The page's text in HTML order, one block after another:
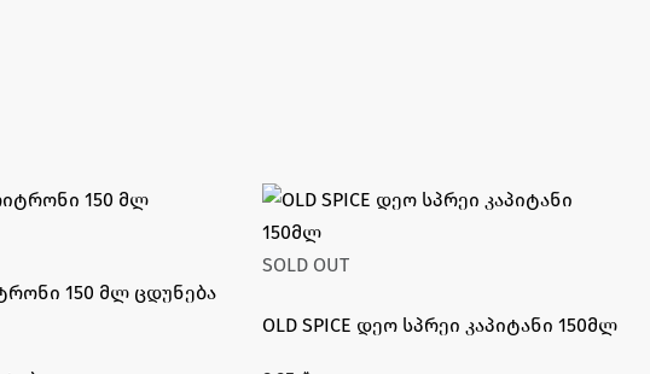
150 მლ ცდუნება
SOLD OUT
OLD SPICE დეო სპრეი კაპიტანი 150მლ